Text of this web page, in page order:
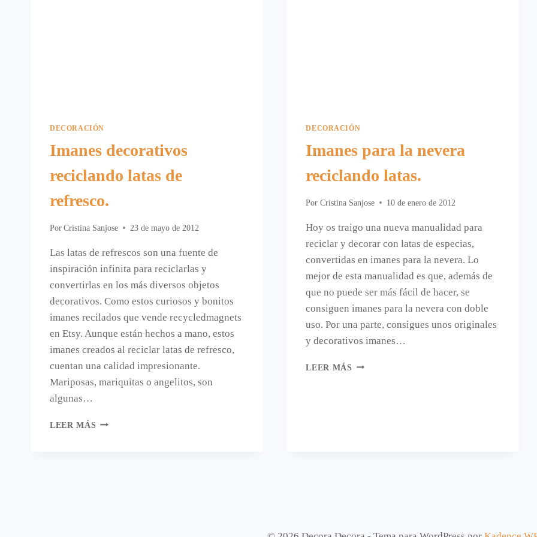
DECORACIÓN
Imanes decorativos
reciclando latas de
refresco.
Por Cristina Sanjose 23 de mayo de 2012
Las latas de refrescos son una fuente de
inspiración infinita para reciclarlas y
convertirlas en los más diversos objetos
decorativos. Como estos curiosos y bonitos
imanes recilados que vende recycledmagnets
en Etsy. Aunque están hechos a mano, estos
imanes creados al reciclar latas de refresco,
cuentan una calidad impresionante.
Mariposas, mariquitas o angelitos, son
algunas…
LEER MÁS IMANES
DECORACIÓN
Imanes para la nevera
reciclando latas.
Por Cristina Sanjose 10 de enero de 2012
Hoy os traigo una nueva manualidad para
reciclar y decorar con latas de especias,
convertidas en imanes para la nevera. Lo
mejor de esta manualidad es que, además de
que no puede ser más fácil de hacer, se
consiguen imanes para la nevera con doble
uso. Por una parte, consigues unos originales
y decorativos imanes…
LEER MÁS IMANES